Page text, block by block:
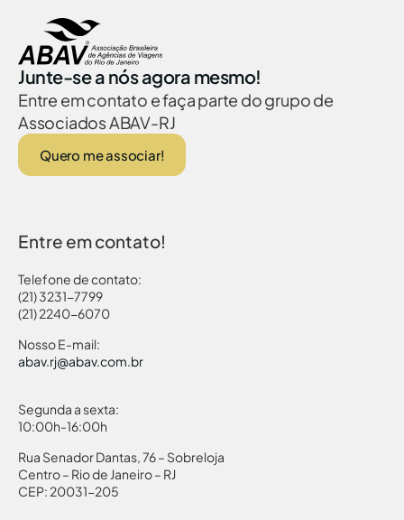
Junte-se a nós agora mesmo!
Entre em contato e faça parte do grupo de
Associados ABAV-RJ
Quero me associar!
Entre em contato!
Telefone de contato:
(21) 3231-7799
(21) 2240-6070
Nosso E-mail:
abav.rj@abav.com.br
Segunda a sexta:
10:00h-16:00h
Rua Senador Dantas, 76 – Sobreloja
Centro – Rio de Janeiro – RJ
CEP: 20031-205